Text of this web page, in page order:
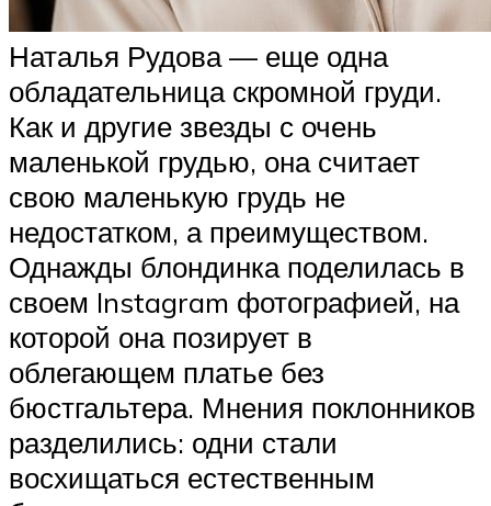
Наталья Рудова — еще одна
обладательница скромной груди.
Как и другие звезды с очень
маленькой грудью, она считает
свою маленькую грудь не
недостатком, а преимуществом.
Однажды блондинка поделилась в
своем Instagram фотографией, на
которой она позирует в
облегающем платье без
бюстгальтера. Мнения поклонников
разделились: одни стали
восхищаться естественным